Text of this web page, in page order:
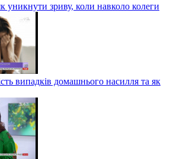
уникнути зриву, коли навколо колеги
випадків домашнього насилля та як